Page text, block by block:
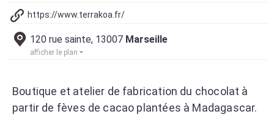
https://www.terrakoa.fr/
120 rue sainte, 13007 Marseille
afficher le plan
Boutique et atelier de fabrication du chocolat à
partir de fèves de cacao plantées à Madagascar.